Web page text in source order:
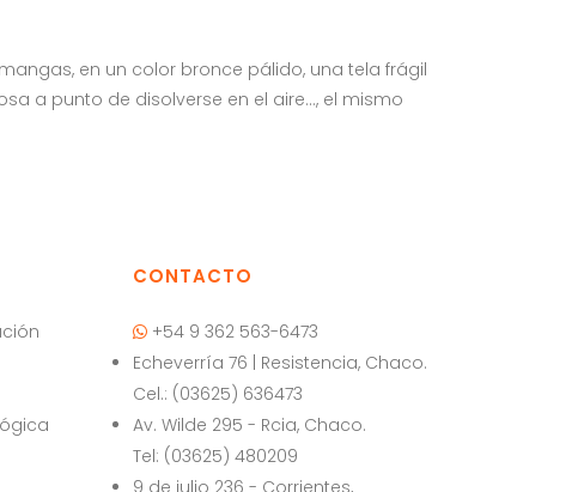
en un color bronce pálido, una tela frágil
a punto de disolverse en el aire…, el mismo
CONTACTO
+54 9 362 563-6473
Echeverría 76 | Resistencia, Chaco.
Cel.: (03625) 636473
Av. Wilde 295 - Rcia, Chaco.
Tel: (03625) 480209
9 de julio 236 - Corrientes,